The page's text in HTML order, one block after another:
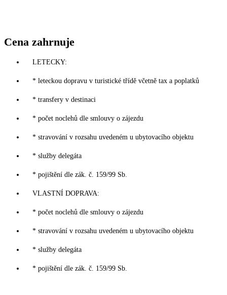
Cena zahrnuje
LETECKY:
* leteckou dopravu v turistické třídě včetně tax a poplatků
* transfery v destinaci
* počet noclehů dle smlouvy o zájezdu
* stravování v rozsahu uvedeném u ubytovacího objektu
* služby delegáta
* pojištění dle zák. č. 159/99 Sb.
VLASTNÍ DOPRAVA:
* počet noclehů dle smlouvy o zájezdu
* stravování v rozsahu uvedeném u ubytovacího objektu
* služby delegáta
* pojištění dle zák. č. 159/99 Sb.